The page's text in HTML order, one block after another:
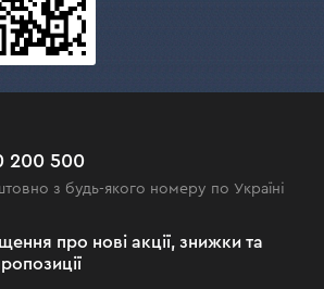
200 500
з будь-якого номеру по Україні
про нові акції, знижки та